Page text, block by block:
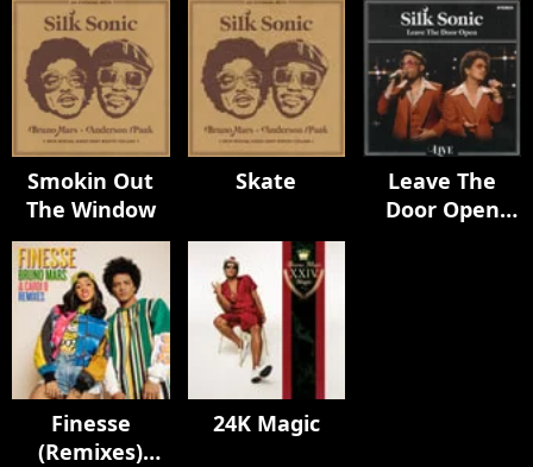
Smokin Out
The Window
Skate
Leave The
Door Open
Finesse
(Remixes)
24K Magic